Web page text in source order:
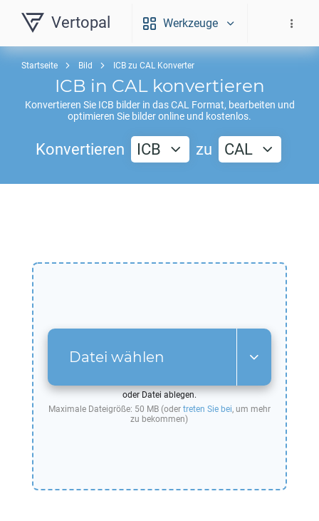
Vertopal Werkzeuge
Startseite Bild ICB zu CAL Konverter
ICB in CALkonvertieren
Konvertieren Sie ICB bilder in dasCAL Format, bearbeiten und
optimieren Sie bilder online und kostenlos.
Konvertieren ICB zu CAL
Datei wählen
oder Datei ablegen.
Maximale Dateigröße: 50 MB (oder treten Sie bei, um mehr
zu bekommen)